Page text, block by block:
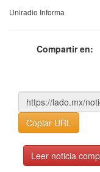
Uniradio Informa
Compartir en:
Copiar URL
Leer noticia